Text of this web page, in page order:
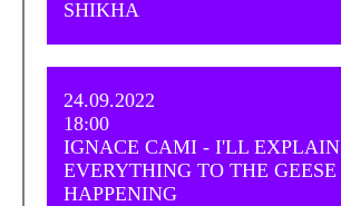
SHIKHA
24.09.2022
18:00
IGNACE CAMI - I'LL EXPLAIN
EVERYTHING TO THE GEESE
HAPPENING